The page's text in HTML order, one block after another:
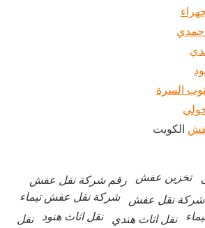
السرة
الكويت
تخزين عفش
رقم شركة نقل عفش
شركة نقل عفش
شركة نقل عفش تيماء
نقل اثاث هندي نقل اثاث هنود
نقل